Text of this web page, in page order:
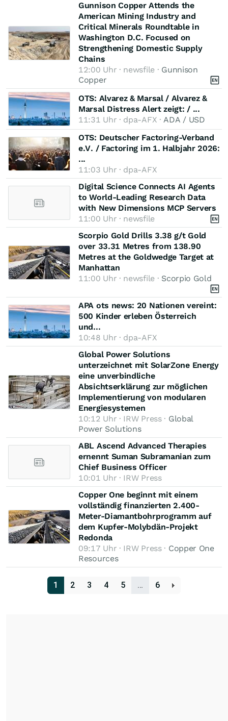
Gunnison Copper Attends the
American Mining Industry and
Critical Minerals Roundtable in
Washington D.C. Focused on
Strengthening Domestic Supply
Chains
12:00 Uhr · newsfile · Gunnison
Copper
OTS: Alvarez & Marsal / Alvarez &
Marsal Distress Alert zeigt: / ...
11:31 Uhr · dpa-AFX · ADA / USD
OTS: Deutscher Factoring-Verband
e.V. / Factoring im 1. Halbjahr 2026:
...
11:03 Uhr · dpa-AFX
Digital Science Connects AI Agents
to World-Leading Research Data
with New Dimensions MCP Servers
11:00 Uhr · newsfile
Scorpio Gold Drills 3.38 g/t Gold
over 33.31 Metres from 138.90
Metres at the Goldwedge Target at
Manhattan
11:00 Uhr · newsfile · Scorpio Gold
APA ots news: 20 Nationen vereint:
500 Kinder erleben Österreich
und...
10:48 Uhr · dpa-AFX
Global Power Solutions
unterzeichnet mit SolarZone Energy
eine unverbindliche
Absichtserklärung zur möglichen
Implementierung von modularen
Energiesystemen
10:12 Uhr · IRW Press · Global
Power Solutions
ABL Ascend Advanced Therapies
ernennt Suman Subramanian zum
Chief Business Officer
10:01 Uhr · IRW Press
Copper One beginnt mit einem
vollständig finanzierten 2.400-
Meter-Diamantbohrprogramm auf
dem Kupfer-Molybdän-Projekt
Redonda
09:17 Uhr · IRW Press · Copper One
Resources
1 2 3 4 5 … 6